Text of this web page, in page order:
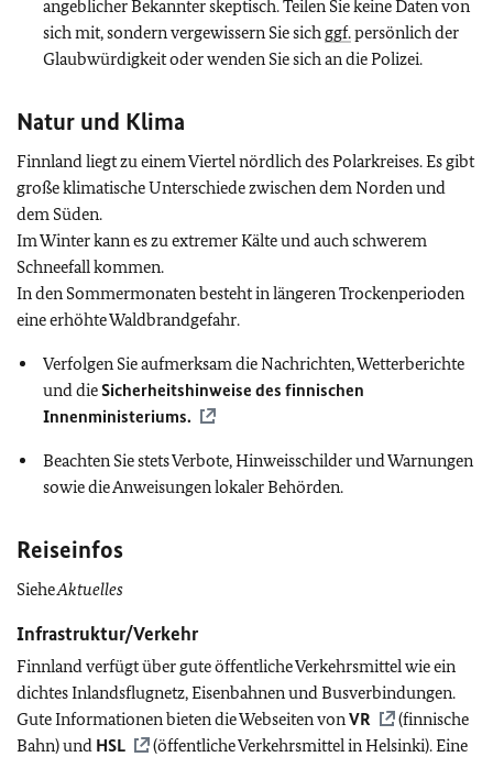
angeblicher Bekannter skeptisch. Teilen Sie keine Daten von
sich mit, sondern vergewissern Sie sich ggf.persönlich der
Glaubwürdigkeit oder wenden Sie sich an die Polizei.
Natur und Klima
Finnland liegt zu einem Viertel nördlich des Polarkreises. Es gibt
große klimatische Unterschiede zwischen dem Norden und
dem Süden.
Im Winter kann es zu extremer Kälte und auch schwerem
Schneefall kommen.
In den Sommermonaten besteht in längeren Trockenperioden
eine erhöhte Waldbrandgefahr.
Verfolgen Sie aufmerksam die Nachrichten, Wetterberichte
und dieSicherheitshinweise des finnischen
Innenministeriums.
Beachten Sie stets Verbote, Hinweisschilder und Warnungen
sowie die Anweisungen lokaler Behörden.
Reiseinfos
SieheAktuelles
Infrastruktur/Verkehr
Finnland verfügt über gute öffentliche Verkehrsmittel wie ein
dichtes Inlandsflugnetz, Eisenbahnen und Busverbindungen.
Gute Informationen bieten die Webseiten vonVR
(finnische
Bahn) und HSL
(öffentliche Verkehrsmittel in Helsinki). Eine